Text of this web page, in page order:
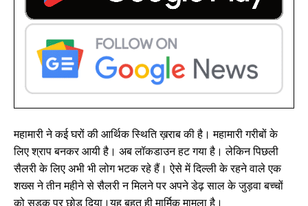
महामारी ने कई घरों की आर्थिक स्थिति ख़राब की है। महामारी गरीबों के
लिए श्राप बनकर आयी है। अब लॉकडाउन हट गया है। लेकिन पिछली
सैलरी के लिए अभी भी लोग भटक रहे हैं। ऐसे में दिल्ली के रहने वाले एक
शख्स ने तीन महीने से सैलरी न मिलने पर अपने डेढ़ साल के जुड़वा बच्चों
को सड़क पर छोड़ दिया।यह बहुत ही मार्मिक मामला है।